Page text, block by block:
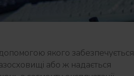
якого забезпечується
або ж надається